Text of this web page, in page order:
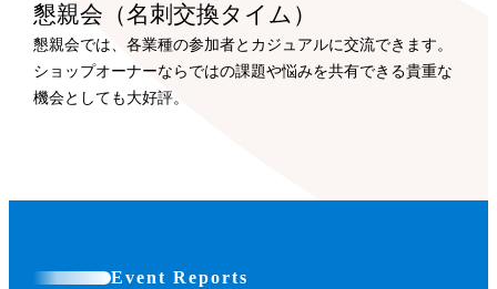
懇親会（名刺交換タイム）
懇親会では、各業種の参加者とカジュアルに交流できます。
ショップオーナーならではの課題や悩みを共有できる貴重な
機会としても大好評。
Event Reports